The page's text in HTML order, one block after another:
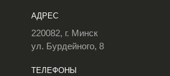
АДРЕС
220082, г. Минск
ул. Бурдейного, 8
ТЕЛЕФОНЫ